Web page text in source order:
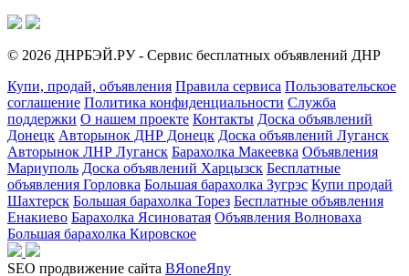
© 2026 ДНРБЭЙ.РУ - Сервис бесплатных объявлений ДНР
Купи, продай, объявления Правила сервиса Пользовательское
соглашение Политика конфиденциальности Служба
поддержки О нашем проекте Контакты Доска объявлений
Донецк Авторынок ДНР Донецк Доска объявлений Луганск
Авторынок ЛНР Луганск Барахолка Макеевка Объявления
Мариуполь Доска объявлений Харцызск Бесплатные
объявления Горловка Большая барахолка Зугрэс Купи продай
Шахтерск Большая барахолка Торез Бесплатные объявления
Енакиево Барахолка Ясиноватая Объявления Волноваха
Большая барахолка Кировское
SEO продвижение сайта BЯoneЯny